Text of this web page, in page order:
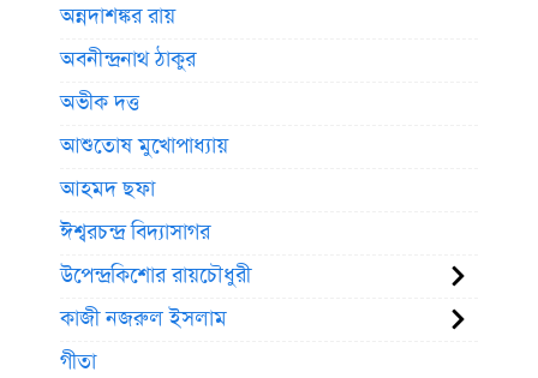
অন্নদাশঙ্কর রায়
অবনীন্দ্রনাথ ঠাকুর
অভীক দত্ত
আশুতোষ মুখোপাধ্যায়
আহমদ ছফা
ঈশ্বরচন্দ্র বিদ্যাসাগর
উপেন্দ্রকিশোর রায়চৌধুরী
কাজী নজরুল ইসলাম
গীতা